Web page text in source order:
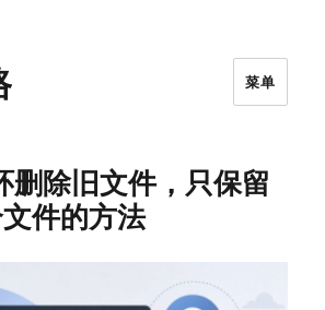
菜单
删除旧文件，只保留
件的方法